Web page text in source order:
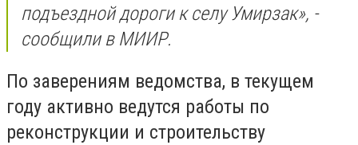
подъездной дороги к селу Умирзак», -
сообщили в МИИР.
По заверениям ведомства, в текущем
году активно ведутся работы по
реконструкции и строительству